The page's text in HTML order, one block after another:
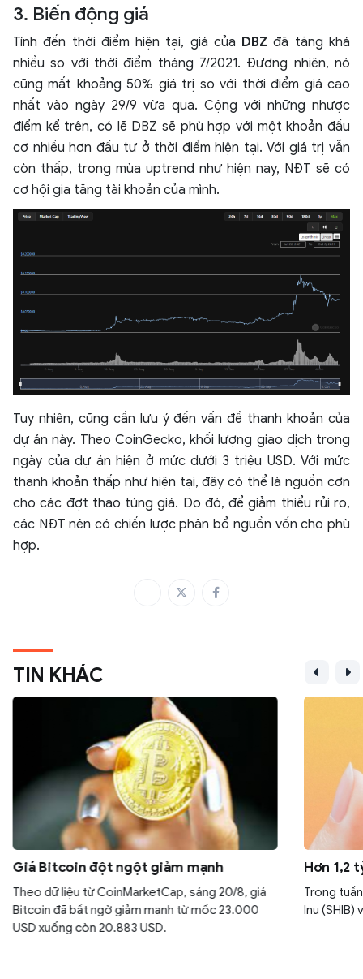
3. Biến động giá
Tính đến thời điểm hiện tại, giá của DBZ đã tăng khá
nhiều so với thời điểm tháng 7/2021. Đương nhiên, nó
cũng mất khoảng 50% giá trị so với thời điểm giá cao
nhất vào ngày 29/9 vừa qua. Cộng với những nhược
điểm kể trên, có lẽ DBZ sẽ phù hợp với một khoản đầu
cơ nhiều hơn đầu tư ở thời điểm hiện tại. Với giá trị vẫn
còn thấp, trong mùa uptrend như hiện nay, NĐT sẽ có
cơ hội gia tăng tài khoản của mình.
Tuy nhiên, cũng cần lưu ý đến vấn đề thanh khoản của
dự án này. Theo CoinGecko, khối lượng giao dịch trong
ngày của dự án hiện ở mức dưới 3 triệu USD. Với mức
thanh khoản thấp như hiện tại, đây có thể là nguồn cơn
cho các đợt thao túng giá. Do đó, để giảm thiểu rủi ro,
các NĐT nên có chiến lược phân bổ nguồn vốn cho phù
hợp.
TIN KHÁC
Giá Bitcoin đột ngột giảm mạnh
Theo dữ liệu từ CoinMarketCap, sáng 20/8, giá
Bitcoin đã bất ngờ giảm mạnh từ mốc 23.000
USD xuống còn 20.883 USD.
Hơn 1,2
Trong
Inu (SHIB)